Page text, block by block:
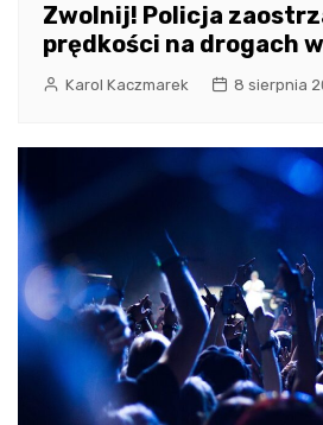
Zwolnij! Policja
prędkości na drogach
Karol Kaczmarek 8 sierpnia